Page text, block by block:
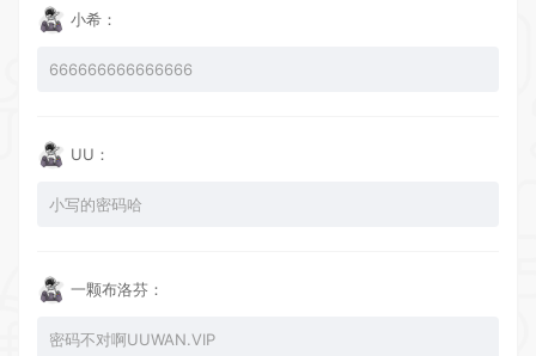
小希：
666666666666666
UU：
小写的密码哈
一颗布洛芬：
密码不对啊UUWAN.VIP